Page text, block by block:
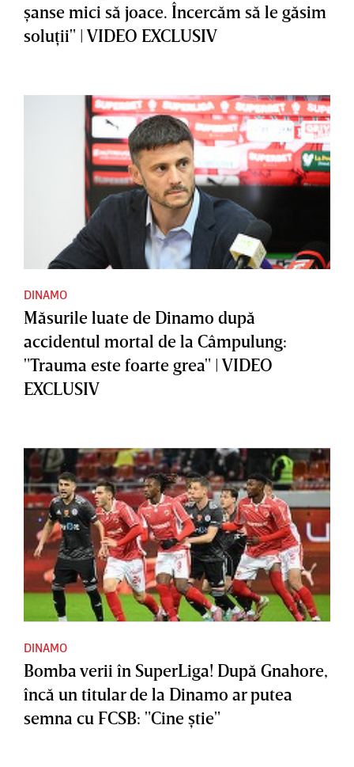
şanse mici să joace. Încercăm să le găsim
soluţii" | VIDEO EXCLUSIV
DINAMO
Măsurile luate de Dinamo după
accidentul mortal de la Câmpulung:
"Trauma este foarte grea" | VIDEO
EXCLUSIV
DINAMO
Bomba verii în SuperLiga! După Gnahore,
încă un titular de la Dinamo ar putea
semna cu FCSB: "Cine ştie"